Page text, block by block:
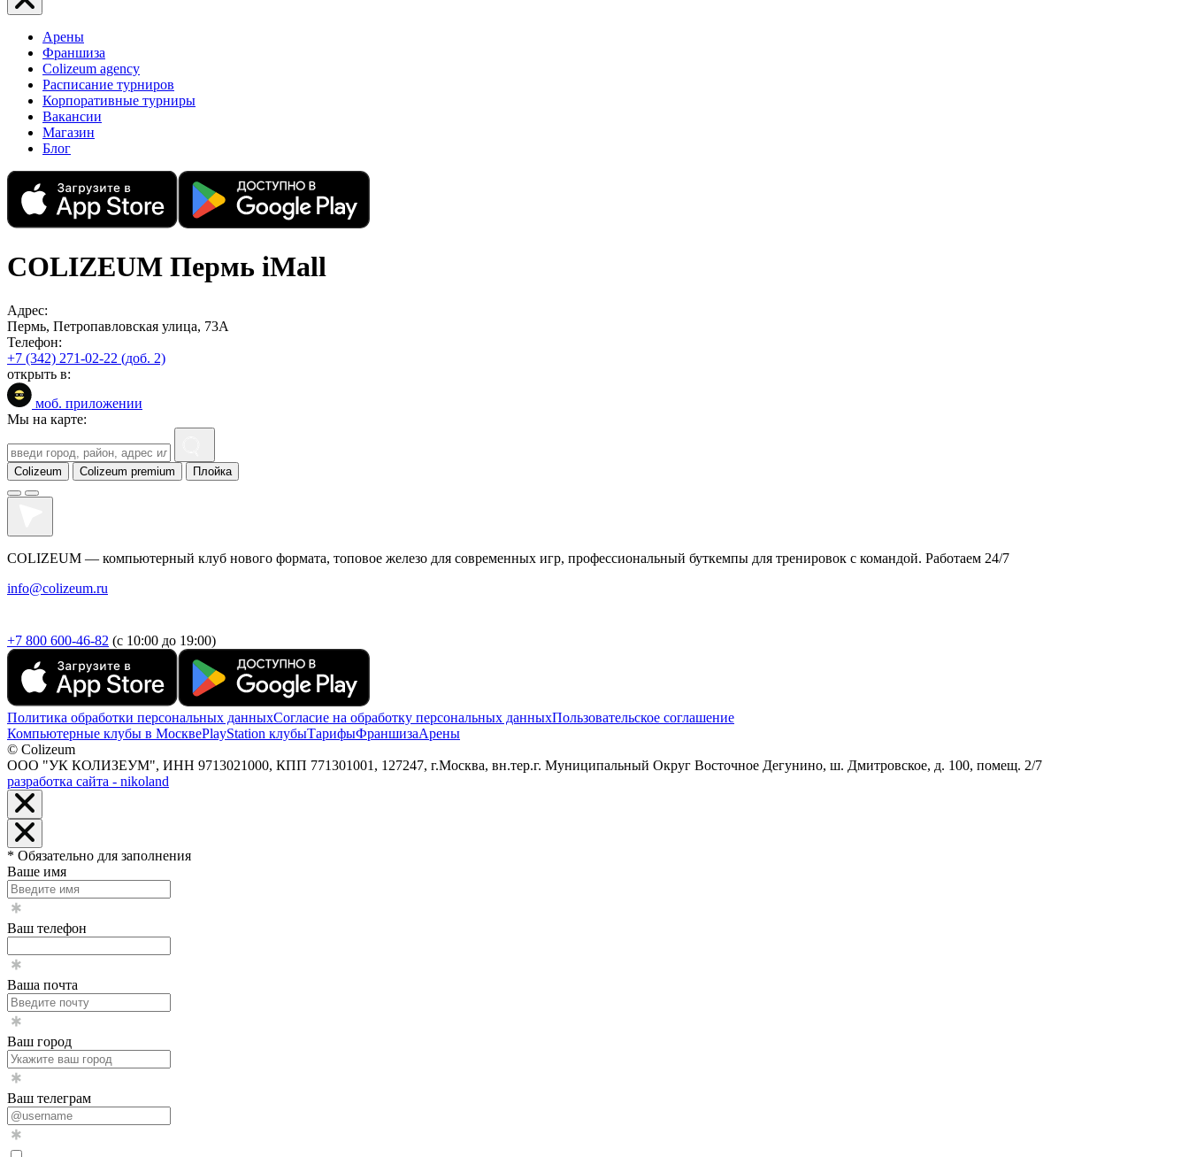
Арены
Франшиза
Colizeum agency
Расписание турниров
Корпоративные турниры
Вакансии
Магазин
Блог
COLIZEUM Пермь iMall
Адрес:
Пермь, Петропавловская улица, 73А
Телефон:
+7 (342) 271-02-22 (доб. 2)
открыть в:
моб. приложении
Мы на карте:
Colizeum Colizeum premium Плойка
COLIZEUM — компьютерный клуб нового формата, топовое железо для современных игр, профессиональный буткемпы для тренировок с командой. Работаем 24/7
info@colizeum.ru
+7 800 600-46-82 (с 10:00 до 19:00)
Политика обработки персональных данныхСогласие на обработку персональных данныхПользовательское соглашение
Компьютерные клубы в МосквеPlayStation клубыТарифыФраншизаАрены
© Colizeum
ООО "УК КОЛИЗЕУМ", ИНН 9713021000, КПП 771301001, 127247, г.Москва, вн.тер.г. Муниципальный Округ Восточное Дегунино, ш. Дмитровское, д. 100, помещ. 2/7
разработка сайта - nikoland
* Обязательно для заполнения
Ваше имя
Ваш телефон
Ваша почта
Ваш город
Ваш телеграм